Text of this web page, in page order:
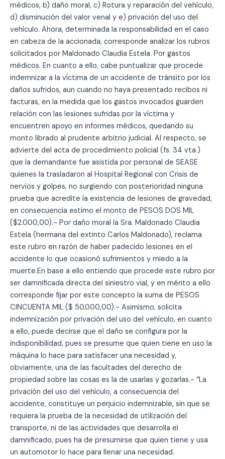
médicos, b) daño moral, c) Rotura y reparación del vehículo,
d) disminución del valor venal y e) privación del uso del
vehículo. Ahora, determinada la responsabilidad en el caso
en cabeza de la accionada, corresponde analizar los rubros
solicitados por Maldonado Claudia Estela. Por gastos
médicos. En cuanto a ello, cabe puntualizar que procede
indemnizar a la víctima de un accidente de tránsito por los
daños sufridos, aun cuando no haya presentado recibos ni
facturas, en la medida que los gastos invocados guarden
relación con las lesiones sufridas por la víctima y
encuentren apoyo en informes médicos, quedando su
monto librado al prudente arbitrio judicial. Al respecto, se
advierte del acta de procedimiento policial (fs. 34 vta.)
que la demandante fue asistida por personal de SEASE
quienes la trasladaron al Hospital Regional con Crisis de
nervios y golpes, no surgiendo con posterioridad ninguna
prueba que acredite la existencia de lesiones de gravedad,
en consecuencia estimo el monto de PESOS DOS MIL
($2.000,00).- Por daño moral la Sra. Maldonado Claudia
Estela (hermana del extinto Carlos Maldonado), reclama
este rubro en razón de haber padecido lesiones en el
accidente lo que ocasionó sufrimientos y miedo a la
muerte.En base a ello entiendo que procede este rubro por
ser damnificada directa del siniestro vial, y en mérito a ello
corresponde fijar por este concepto la suma de PESOS
CINCUENTA MIL ($ 50.000,00).- Asimismo, solicita
indemnización por privación del uso del vehículo, en cuanto
a ello, puede decirse que el daño se configura por la
indisponibilidad, pues se presume que quien tiene en uso la
máquina lo hace para satisfacer una necesidad y,
obviamente, una de las facultades del derecho de
propiedad sobre las cosas es la de usarlas y gozarlas.- “La
privación del uso del vehículo, a consecuencia del
accidente, constituye un perjuicio indemnizable, sin que se
requiera la prueba de la necesidad de utilización del
transporte, ni de las actividades que desarrolla el
damnificado, pues ha de presumirse que quien tiene y usa
un automotor lo hace para llenar una necesidad.